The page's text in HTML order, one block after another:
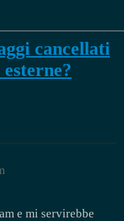
cancellati
e mi servirebbe